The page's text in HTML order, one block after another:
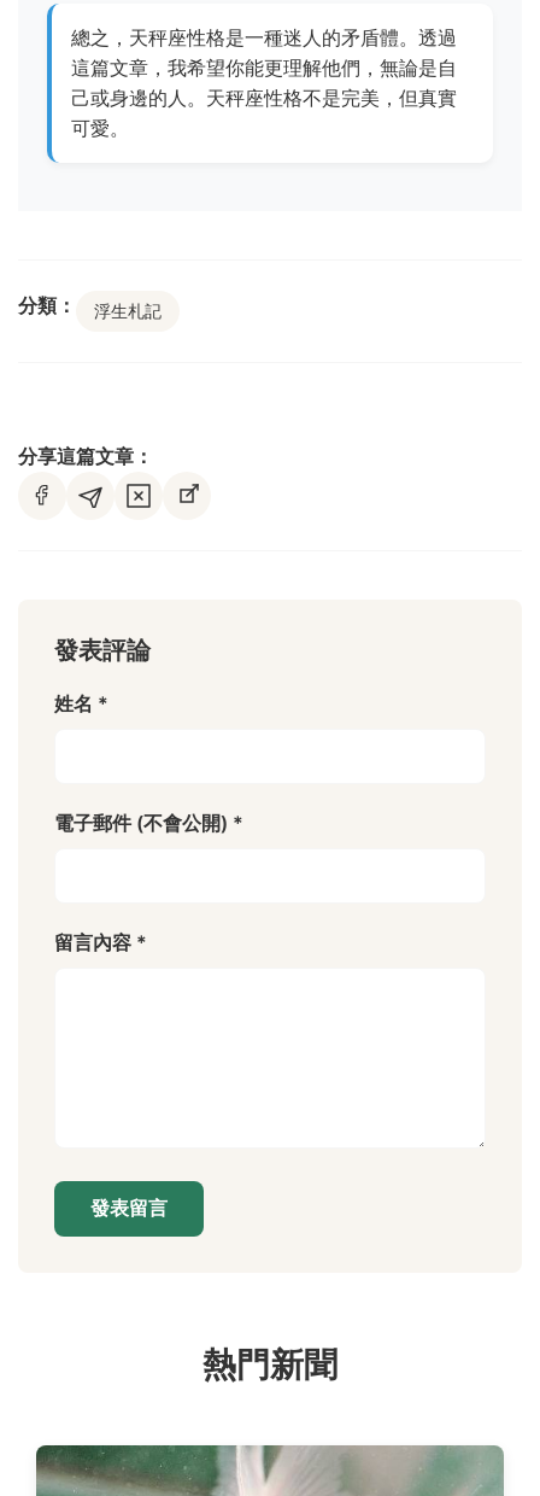
總之，天秤座性格是一種迷人的矛盾體。透過
這篇文章，我希望你能更理解他們，無論是自
己或身邊的人。天秤座性格不是完美，但真實
可愛。
分類： 浮生札記
分享這篇文章：
發表評論
姓名 *
電子郵件 (不會公開) *
留言內容 *
發表留言
熱門新聞